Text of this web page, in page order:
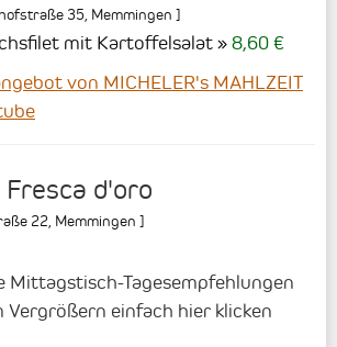
35 Memmingen ]
mit Kartoffelsalat
8,60 €
von MICHELER's MAHLZEIT
Fresca d'oro
22 Memmingen ]
Mittagstisch-Tagesempfehlungen
Vergrößern einfach hier klicken